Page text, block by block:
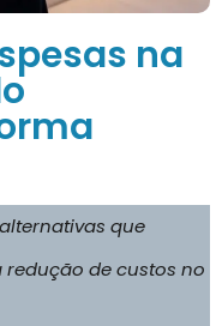
na
que
de custos no